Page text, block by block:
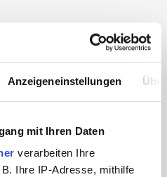
Anzeigeneinstellungen
mit Ihren Daten
verarbeiten Ihre
Ihre IP-Adresse, mithilfe